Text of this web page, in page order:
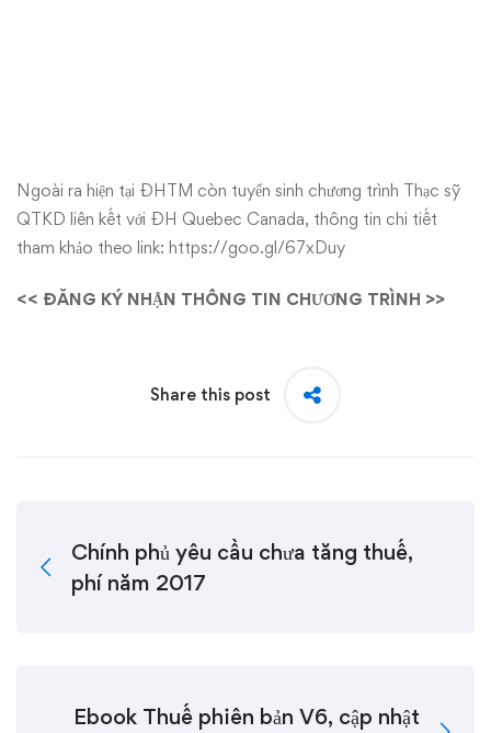
Ngoài ra hiện tại ĐHTM còn tuyển sinh chương trình Thạc sỹ
QTKD liên kết với ĐH Quebec Canada, thông tin chi tiết
tham khảo theo link: https://goo.gl/67xDuy
<< ĐĂNG KÝ NHẬN THÔNG TIN CHƯƠNG TRÌNH >>
Share this post
Chính phủ yêu cầu chưa tăng thuế,
phí năm 2017
Ebook Thuế phiên bản V6, cập nhật